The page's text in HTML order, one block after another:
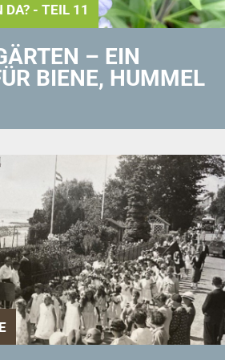
DA? - TEIL 11
– EIN
BIENE, HUMMEL